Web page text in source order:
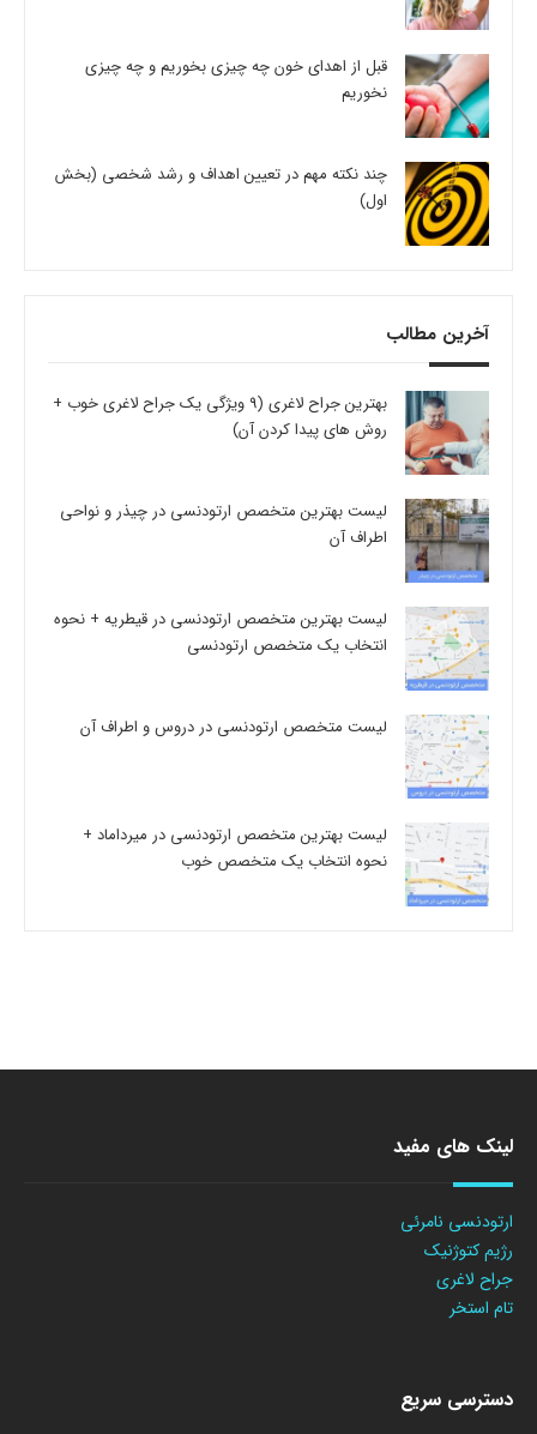
قبل از اهدای خون چه چیزی بخوریم و چه چیزی
نخوریم
چند نکته مهم در تعیین اهداف و رشد شخصی (بخش
اول)
آخرین مطالب
بهترین جراح لاغری (9 ویژگی یک جراح لاغری خوب +
روش های پیدا کردن آن)
لیست بهترین متخصص ارتودنسی در چیذر و نواحی
اطراف آن
لیست بهترین متخصص ارتودنسی در قیطریه + نحوه
انتخاب یک متخصص ارتودنسی
لیست متخصص ارتودنسی در دروس و اطراف آن
لیست بهترین متخصص ارتودنسی در میرداماد +
نحوه انتخاب یک متخصص خوب
لینک های مفید
ارتودنسی نامرئی
رژیم کتوژنیک
جراح لاغری
تام استخر
دسترسی سریع